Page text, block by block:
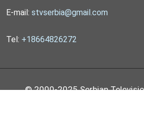
E-mail: stvserbia@gmail.com
Tel: +18664826272
© 2000-2025 Serbian